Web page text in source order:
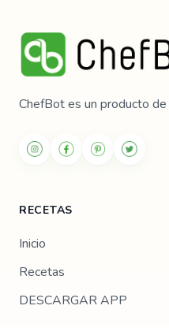
ChefBot es un producto de
RECETAS
Inicio
Recetas
DESCARGAR APP